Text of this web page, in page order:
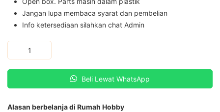
Jangan lupa membaca syarat dan pembelian
Info ketersediaan silahkan chat Admin
Assault
Kingdom
RX-
MK
Beli Lewat WhatsApp
Alasan berbelanja di Rumah Hobby